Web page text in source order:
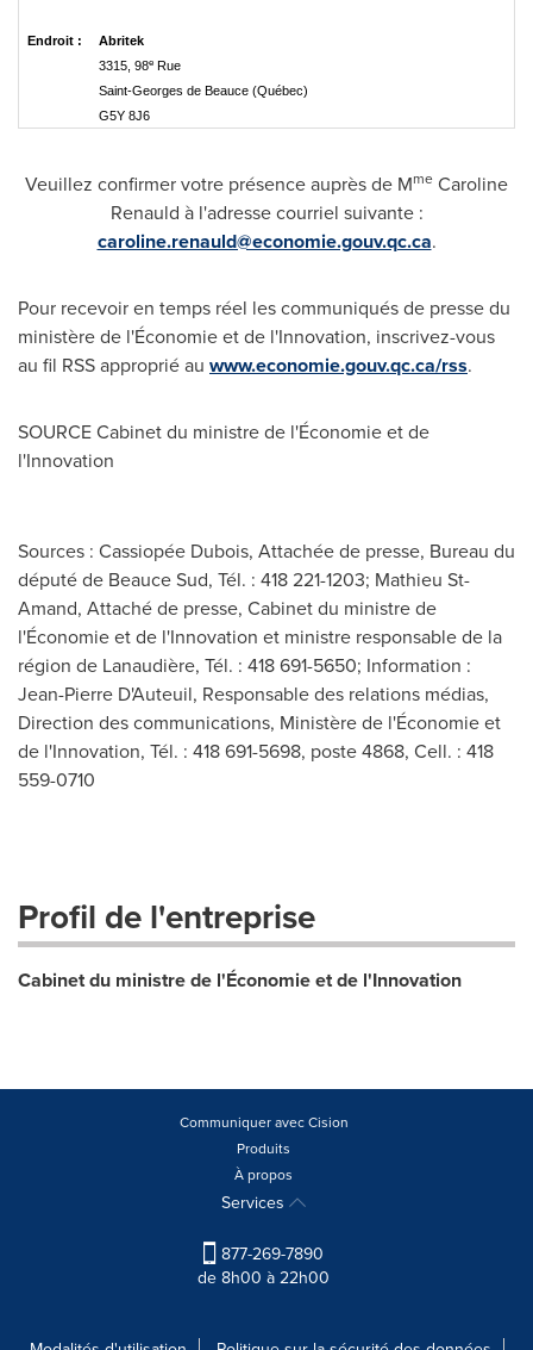
Endroit :
Abritek
3315, 98e Rue
Saint-Georges de Beauce (Québec)
G5Y 8J6
Veuillez confirmer votre présence auprès de Mme Caroline
Renauld à l'adresse courriel suivante :
caroline.renauld@economie.gouv.qc.ca.
Pour recevoir en temps réel les communiqués de presse du
ministère de l'Économie et de l'Innovation, inscrivez-vous
au fil RSS approprié au www.economie.gouv.qc.ca/rss.
SOURCE Cabinet du ministre de l'Économie et de
l'Innovation
Sources : Cassiopée Dubois, Attachée de presse, Bureau du
député de Beauce Sud, Tél. : 418 221-1203; Mathieu St-
Amand, Attaché de presse, Cabinet du ministre de
l'Économie et de l'Innovation et ministre responsable de la
région de Lanaudière, Tél. : 418 691-5650; Information :
Jean-Pierre D'Auteuil, Responsable des relations médias,
Direction des communications, Ministère de l'Économie et
de l'Innovation, Tél. : 418 691-5698, poste 4868, Cell. : 418
559-0710
Profil de l'entreprise
Cabinet du ministre de l'Économie et de l'Innovation
Communiquer avec Cision
Produits
À propos
Services
877-269-7890
de 8h00 à 22h00